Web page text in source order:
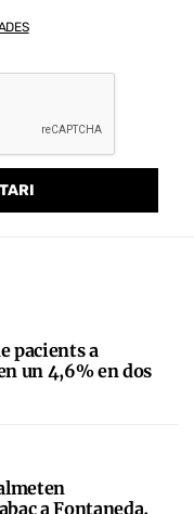
pacients a
un 4,6% en dos
a Fontaneda,